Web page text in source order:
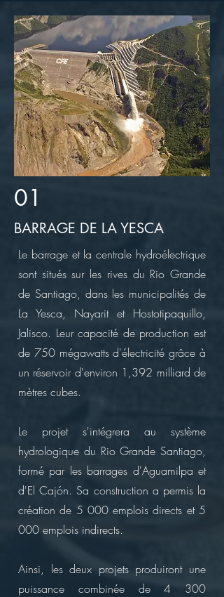
01
BARRAGE DE LA YESCA
Le barrage et la centrale hydroélectrique
sont situés sur les rives du Rio Grande
de Santiago, dans les municipalités de
La Yesca, Nayarit et Hostotipaquillo,
Jalisco. Leur capacité de production est
de 750 mégawatts d'électricité grâce à
un réservoir d'environ 1,392 milliard de
mètres cubes.
Le projet s'intégrera au système
hydrologique du Rio Grande Santiago,
formé par les barrages d'Aguamilpa et
d'El Cajón. Sa construction a permis la
création de 5 000 emplois directs et 5
000 emplois indirects.
Ainsi, les deux projets produiront une
puissance combinée de 4 300